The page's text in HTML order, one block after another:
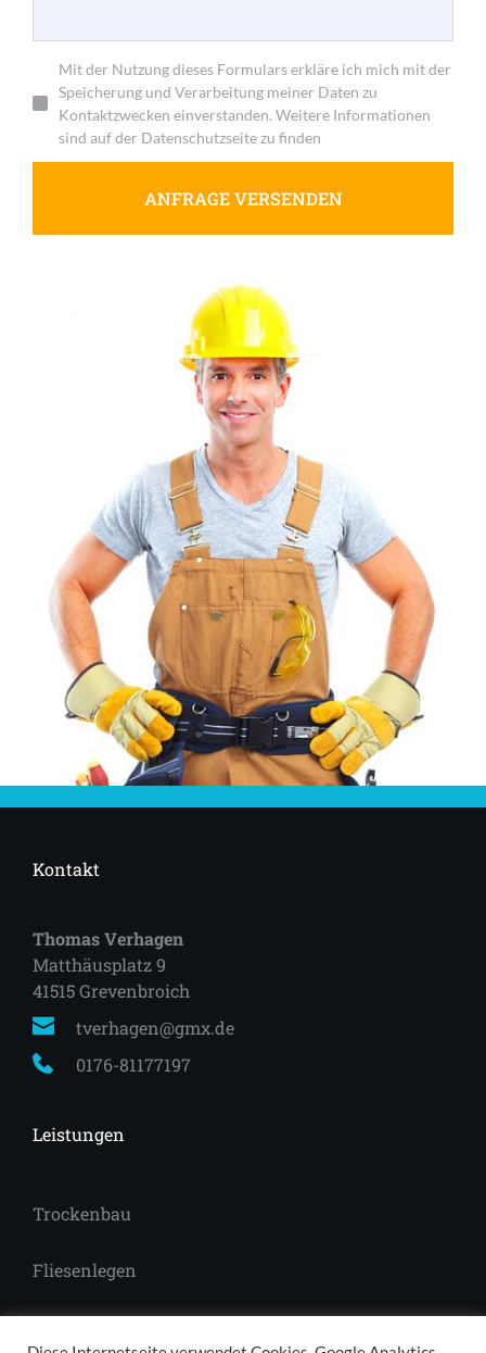
Mit der Nutzung dieses Formulars erkläre ich mich mit der
Speicherung und Verarbeitung meiner Daten zu
Kontaktzwecken einverstanden. Weitere Informationen
sind auf der Datenschutzseite zu finden
ANFRAGE VERSENDEN
Kontakt
Thomas Verhagen
Matthäusplatz 9
41515 Grevenbroich
tverhagen@gmx.de
0176-81177197
Leistungen
Trockenbau
Fliesenlegen